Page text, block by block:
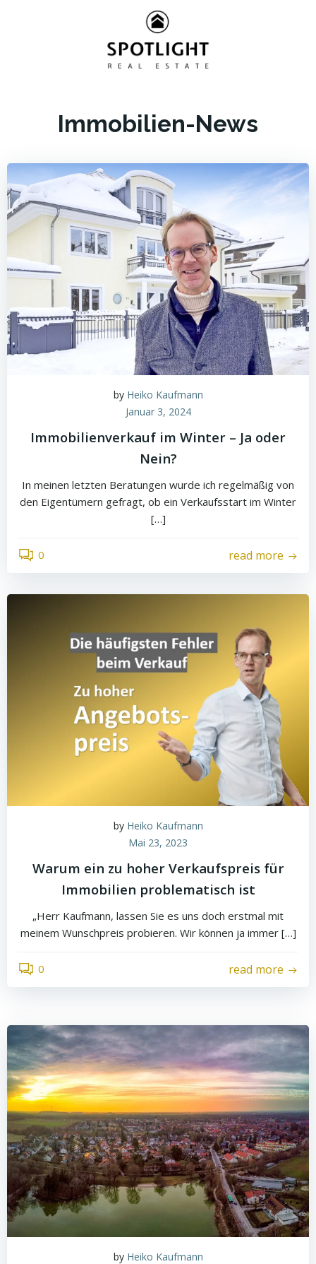
Zum
Inhalt
springen
Immobilien-News
by Heiko Kaufmann
Januar 3, 2024
Immobilienverkauf im Winter – Ja oder
Nein?
In meinen letzten Beratungen wurde ich regelmäßig von
den Eigentümern gefragt, ob ein Verkaufsstart im Winter
[…]
0 read more
by Heiko Kaufmann
Mai 23, 2023
Warum ein zu hoher Verkaufspreis für
Immobilien problematisch ist
„Herr Kaufmann, lassen Sie es uns doch erstmal mit
meinem Wunschpreis probieren. Wir können ja immer […]
0 read more
by Heiko Kaufmann